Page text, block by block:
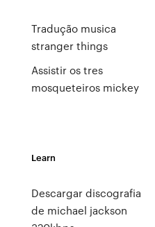
Tradução musica
stranger things
Assistir os tres
mosqueteiros mickey
Learn
Descargar discografia
de michael jackson